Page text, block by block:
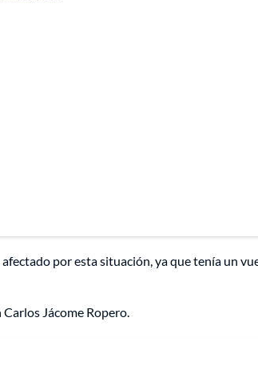
por esta situación, ya que tenía un
Jácome Ropero.